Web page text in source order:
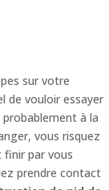
sur votre
de vouloir essayer
à la
vous risquez
finir par vous
prendre contact